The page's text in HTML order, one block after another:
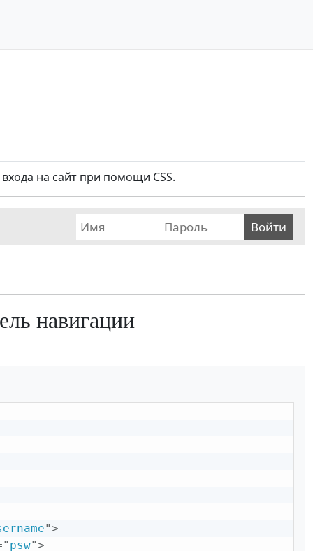
на сайт при помощи CSS.
Войти
навигации
">
" psw">